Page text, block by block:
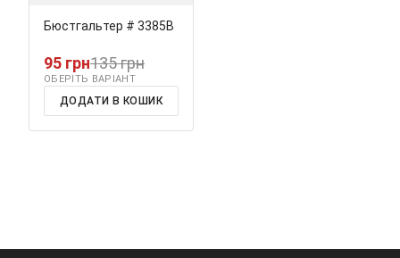
Бюстгальтер # 3385В
95 грн135 грн
ОБЕРІТЬ ВАРІАНТ
ДОДАТИ В КОШИК